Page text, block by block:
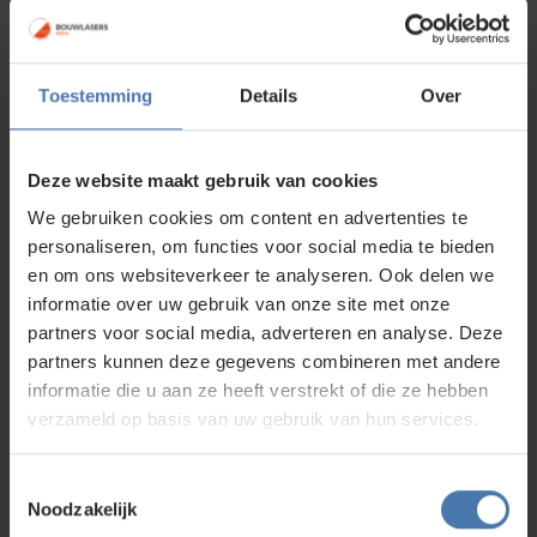
Toestemming Details Over
Deze website maakt gebruik van cookies
We gebruiken cookies om content en advertenties te
personaliseren, om functies voor social media te bieden
en om ons websiteverkeer te analyseren. Ook delen we
informatie over uw gebruik van onze site met onze
partners voor social media, adverteren en analyse. Deze
partners kunnen deze gegevens combineren met andere
informatie die u aan ze heeft verstrekt of die ze hebben
verzameld op basis van uw gebruik van hun services.
Noodzakelijk
Kleur laserstraal rood | Nauwkeurigheid ± 0,5
_Levelfix 650H set
Nauwkeurigheid ± 0,5 mm/10m | Bereik met
ontvanger 300m | Gebruiksduur 55 uur
Op voorraad
795,00